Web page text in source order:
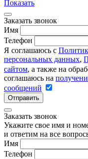
Показать
Заказать звонок
Имя
Телефон
Я соглашаюсь с
персональных данных,
сайтом, а также на
соглашаюсь на
сообщений
Отправить
Заказать звонок
Укажите свое имя и
и ответим на все
Имя
Телефон